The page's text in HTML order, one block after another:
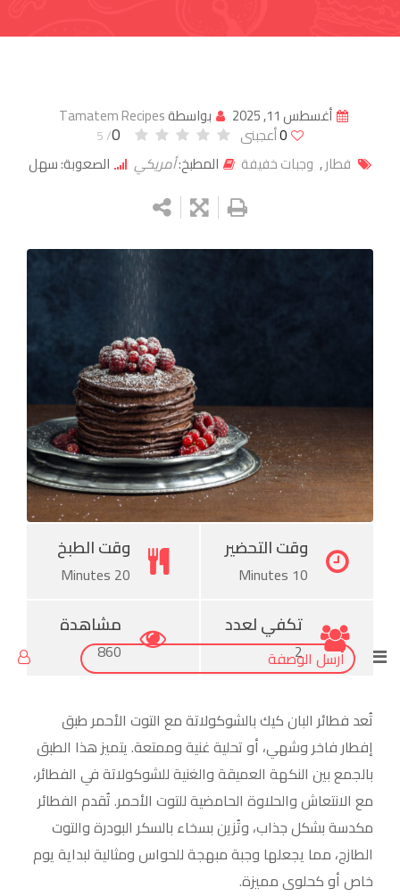
أرسل الوصفة
أغسطس 11, 2025 بواسطةTamatem Recipes
0أعجبنى / 5
فطار, وجبات خفيفة المطبخ:أمريكي الصعوبة: سهل
Google+
LinkedIn
Whatsapp
StumbleUpon
Tumblr
Pinterest
وقت التحضير
10 Minutes
وقت الطبخ
20 Minutes
تكفي لعدد
2
مشاهدة
860
تُعد فطائر البان كيك بالشوكولاتة مع التوت الأحمر طبق
إفطار فاخر وشهي، أو تحلية غنية وممتعة. يتميز هذا الطبق
بالجمع بين النكهة العميقة والغنية للشوكولاتة في الفطائر،
مع الانتعاش والحلاوة الحامضية للتوت الأحمر. تُقدم الفطائر
مكدسة بشكل جذاب، وتُزين بسخاء بالسكر البودرة والتوت
الطازج، مما يجعلها وجبة مبهجة للحواس ومثالية لبداية يوم
خاص أو كحلوى مميزة.